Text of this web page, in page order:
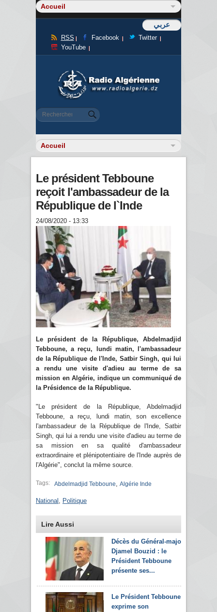
عربي
RSS Facebook
Twitter
YouTube
Formulaire de recherche
Rechercher
Le président Tebboune
reçoit l'ambassadeur de la
République de l`Inde
24/08/2020 - 13:33
Le président de la République, Abdelmadjid
Tebboune, a reçu, lundi matin, l'ambassadeur
de la République de l'Inde, Satbir Singh, qui lui
a rendu une visite d'adieu au terme de sa
mission en Algérie, indique un communiqué de
la Présidence de la République.
"Le président de la République, Abdelmadjid
Tebboune, a reçu, lundi matin, son excellence
l'ambassadeur de la République de l'Inde, Satbir
Singh, qui lui a rendu une visite d'adieu au terme de
sa mission en sa qualité d'ambassadeur
extraordinaire et plénipotentiaire de l'Inde auprès de
l'Algérie", conclut la même source.
Tags: Abdelmadjid Tebboune Algérie Inde
National Politique
Lire Aussi
Décès du Général-major
Djamel Bouzid : le
Président Tebboune
présente ses...
Le Président Tebboune
exprime son